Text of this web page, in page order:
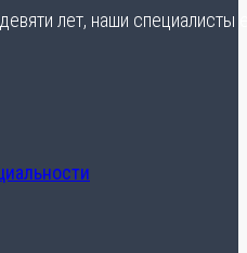
лет, наши